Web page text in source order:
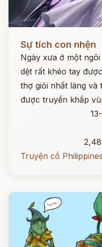
Sự tích con nhện
Ngày xưa ở một
dệt rất khéo tay
thợ giỏi nhất làng và
được truyền khắp
Truyện cổ Philippines